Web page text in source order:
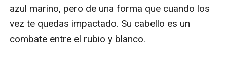
azul marino, pero de una forma que cuando los
vez te quedas impactado. Su cabello es un
combate entre el rubio y blanco.